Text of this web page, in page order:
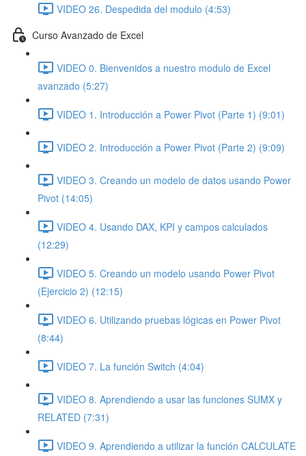
VIDEO 26. Despedida del modulo (4:53)
Curso Avanzado de Excel
VIDEO 0. Bienvenidos a nuestro modulo de Excel
avanzado (5:27)
VIDEO 1. Introducción a Power Pivot (Parte 1) (9:01)
VIDEO 2. Introducción a Power Pivot (Parte 2) (9:09)
VIDEO 3. Creando un modelo de datos usando Power
Pivot (14:05)
VIDEO 4. Usando DAX, KPI y campos calculados
(12:29)
VIDEO 5. Creando un modelo usando Power Pivot
(Ejercicio 2) (12:15)
VIDEO 6. Utilizando pruebas lógicas en Power Pivot
(8:44)
VIDEO 7. La función Switch (4:04)
VIDEO 8. Aprendiendo a usar las funciones SUMX y
RELATED (7:31)
VIDEO 9. Aprendiendo a utilizar la función CALCULATE